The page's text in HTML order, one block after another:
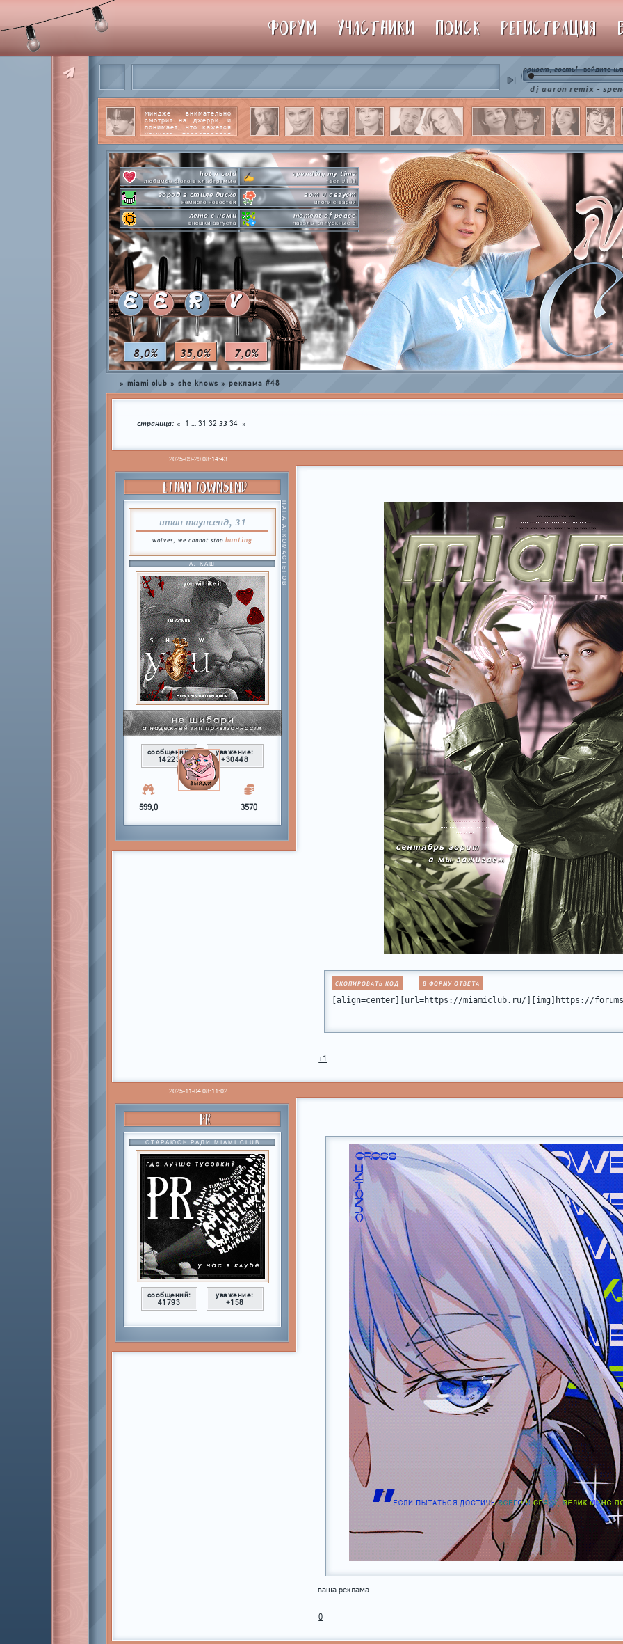
8,0% 35,0% 7,0%
♫ dj aaron remix - spencer hill
миндже внимательно
смотрит на джерри, и
понимает, что кажется
немного перестарался
далее
hot n cold
любимое фото в клабграмме
spending my time
тест #183
город в стиле диско
немного новостей
вот и август
итоги с варей
лето с нами
внешки августа
moment of peace
паззлы отпускные 6
pen-pineapple-apple-pen!
шлакоблокунь заказывали?
сделай это прямо сейчас
лупим пиньяту!
everyone's a star
покупаем звезды
time goes by so slowly
анаграммы на базе
private emotion
с днем эмоций #4
hot in herre
летняя стикер-пати туть
E E R V
ФОРУМ УЧАСТНИКИ ПОИСК РЕГИСТРАЦИЯ
привет, гость! войдите
» miami club » she knows » реклама #48
страница: « 1 … 31 32 33 34 »
2025-09-29 08:14:43
ETHAN TOWNSEND
итан таунсенд, 31
wolves, we cannot stophunting ПАПА АЛКОМАСТЕРОВ
АЛКАШ
сообщений:
14223
уважение:
+30448
599,0 3570
СКОПИРОВАТЬ КОД В ФОРМУ ОТВЕТА
[align=center][url=https://miamiclub.ru/][img]https://
+1
2025-11-04 08:11:02
PR
СТАРАЮСЬ РАДИ MIAMI CLUB
сообщений:
41793
уважение:
+158
ваша реклама
0